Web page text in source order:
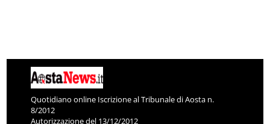
Quotidiano online Iscrizione al Tribunale di Aosta n.
8/2012
Autorizzazione del 13/12/2012